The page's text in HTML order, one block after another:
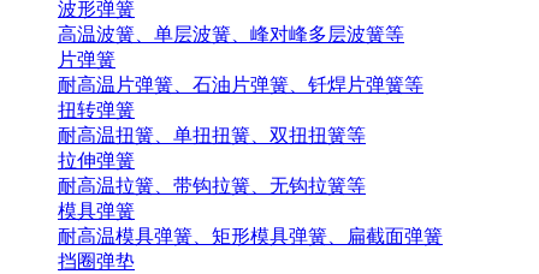
波形弹簧
高温波簧、单层波簧、峰对峰多层波簧等
片弹簧
耐高温片弹簧、石油片弹簧、钎焊片弹簧等
扭转弹簧
耐高温扭簧、单扭扭簧、双扭扭簧等
拉伸弹簧
耐高温拉簧、带钩拉簧、无钩拉簧等
模具弹簧
耐高温模具弹簧、矩形模具弹簧、扁截面弹簧
挡圈弹垫